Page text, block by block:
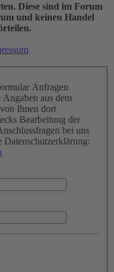
Diese sind im Forum
und keinen Handel
Anfragen
aus dem
Ihnen dort
Bearbeitung der
bei uns
Datenschutzerklärung: